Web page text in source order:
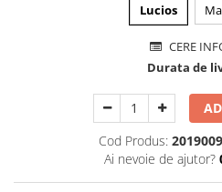
Lucios
CERE
Durata de
Cod Produs:
Ai nevoie de ajutor?